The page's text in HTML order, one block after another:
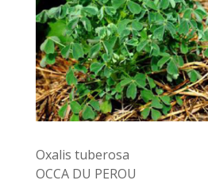
Oxalis tuberosa
OCCA DU PEROU